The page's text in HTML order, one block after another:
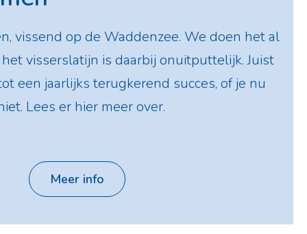
vissend op de Waddenzee. We doen het al
visserslatijn is daarbij onuitputtelijk. Juist
een jaarlijks terugkerend succes, of je nu
Lees er hier meer over.
Meer info